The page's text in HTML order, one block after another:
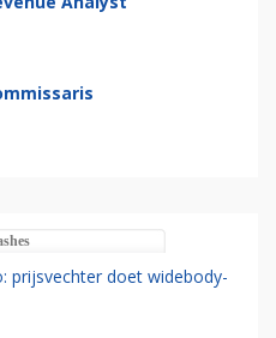
prijsvechter doet widebody-